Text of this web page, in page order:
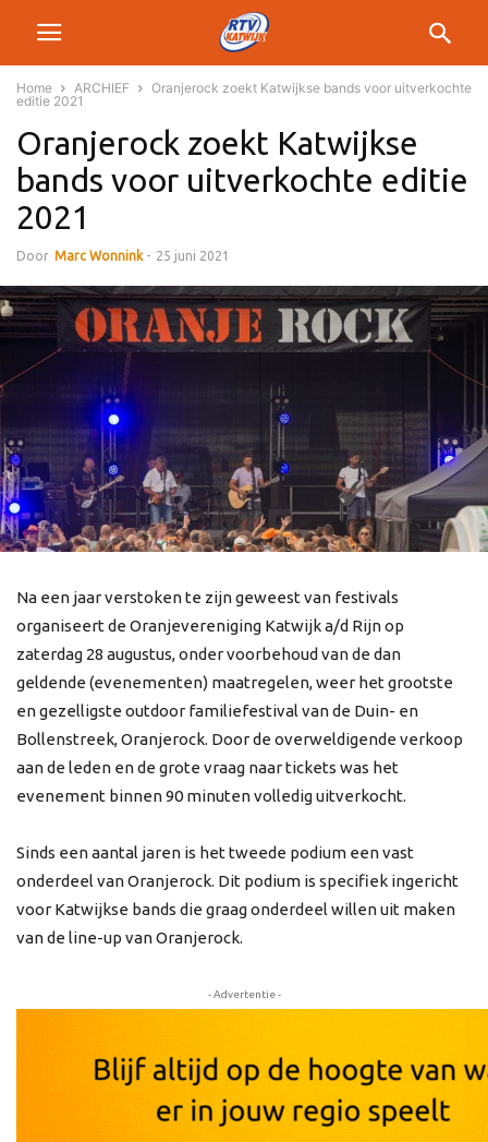
Home ARCHIEF
Oranjerock zoekt Katwijkse bands voor uitverkochte
editie 2021
Oranjerock zoekt Katwijkse
bands voor uitverkochte editie
2021
Door Marc Wonnink - 25 juni 2021
Na een jaar verstoken te zijn geweest van festivals
organiseert de Oranjevereniging Katwijk a/d Rijn op
zaterdag 28 augustus, onder voorbehoud van de dan
geldende (evenementen) maatregelen, weer het grootste
en gezelligste outdoor familiefestival van de Duin- en
Bollenstreek, Oranjerock. Door de overweldigende verkoop
aan de leden en de grote vraag naar tickets was het
evenement binnen 90 minuten volledig uitverkocht.
Sinds een aantal jaren is het tweede podium een vast
onderdeel van Oranjerock. Dit podium is specifiek ingericht
voor Katwijkse bands die graag onderdeel willen uit maken
van de line-up van Oranjerock.
- Advertentie -